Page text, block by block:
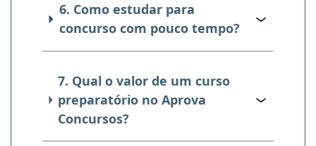
6. Como estudar para
concurso com pouco tempo?
7. Qual o valor de um curso
preparatório no Aprova
Concursos?